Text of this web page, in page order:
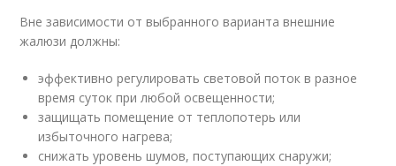
Вне зависимости от выбранного варианта внешние
жалюзи должны:
эффективно регулировать световой поток в разное
время суток при любой освещенности;
защищать помещение от теплопотерь или
избыточного нагрева;
снижать уровень шумов, поступающих снаружи;